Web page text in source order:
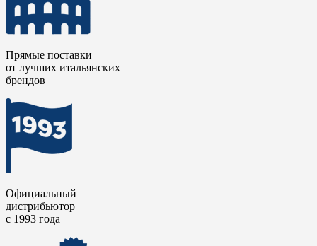
Прямые поставки
от лучших итальянских
брендов
Официальный
дистрибьютор
с 1993 года